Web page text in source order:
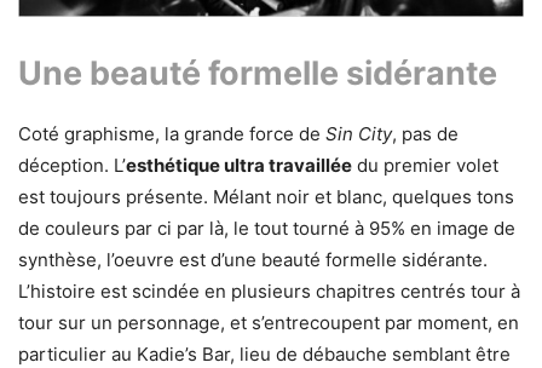
Une beauté formelle sidérante
Coté graphisme, la grande force de Sin City, pas de
déception. L’esthétique ultra travaillée du premier volet
est toujours présente. Mélant noir et blanc, quelques tons
de couleurs par ci par là, le tout tourné à 95% en image de
synthèse, l’oeuvre est d’une beauté formelle sidérante.
L’histoire est scindée en plusieurs chapitres centrés tour à
tour sur un personnage, et s’entrecoupent par moment, en
particulier au Kadie’s Bar, lieu de débauche semblant être